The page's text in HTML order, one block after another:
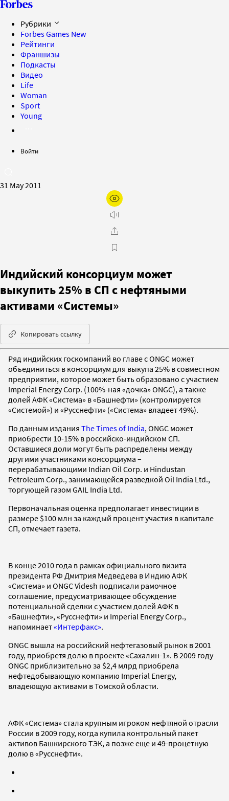
Рубрики
Forbes Games New
Рейтинги
Франшизы
Подкасты
Видео
Life
Woman
Sport
Young
Войти
31 May 2011
Индийский консорциум может
выкупить 25% в СП с нефтяными
активами «Системы»
Копировать ссылку
Ряд индийских госкомпаний во главе с ONGC может
объединиться в консорциум для выкупа 25% в совместном
предприятии, которое может быть образовано с участием
Imperial Energy Corp. (100%-ная «дочка» ONGC), а также
долей АФК «Система» в «Башнефти» (контролируется
«Системой») и «Русснефти» («Система» владеет 49%).
По данным издания The Times of India, ONGC может
приобрести 10-15% в российско-индийском СП.
Оставшиеся доли могут быть распределены между
другими участниками консорциума –
перерабатывающими Indian Oil Corp. и Hindustan
Petroleum Corp., занимающейся разведкой Oil India Ltd.,
торгующей газом GAIL India Ltd.
Первоначальная оценка предполагает инвестиции в
размере $100 млн за каждый процент участия в капитале
СП, отмечает газета.
В конце 2010 года в рамках официального визита
президента РФ Дмитрия Медведева в Индию АФК
«Система» и ONGC Videsh подписали рамочное
соглашение, предусматривающее обсуждение
потенциальной сделки с участием долей АФК в
«Башнефти», «Русснефти» и Imperial Energy Corp.,
напоминает«Интерфакс».
ONGC вышла на российский нефтегазовый рынок в 2001
году, приобретя долю в проекте «Сахалин-1». В 2009 году
ONGC приблизительно за $2,4 млрд приобрела
нефтедобывающую компанию Imperial Energy,
владеющую активами в Томской области.
АФК «Система» стала крупным игроком нефтяной отрасли
России в 2009 году, когда купила контрольный пакет
активов Башкирского ТЭК, а позже еще и 49-процетную
долю в «Русснефти».